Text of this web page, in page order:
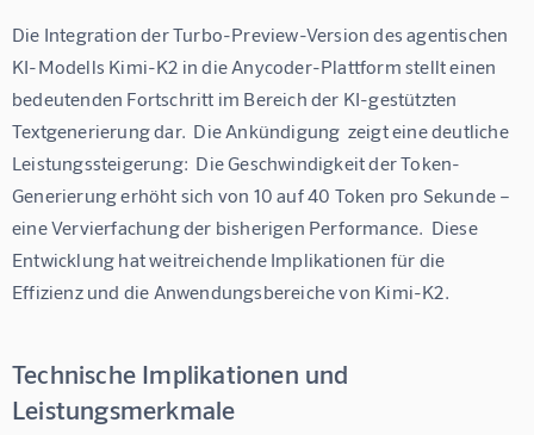
Die Integration der Turbo-Preview-Version des agentischen
KI-Modells Kimi-K2 in die Anycoder-Plattform stellt einen
bedeutenden Fortschritt im Bereich der KI-gestützten
Textgenerierung dar.  Die Ankündigung  zeigt eine deutliche
Leistungssteigerung:  Die Geschwindigkeit der Token-
Generierung erhöht sich von 10 auf 40 Token pro Sekunde –
eine Vervierfachung der bisherigen Performance.  Diese
Entwicklung hat weitreichende Implikationen für die
Effizienz und die Anwendungsbereiche von Kimi-K2.
Technische Implikationen und
Leistungsmerkmale